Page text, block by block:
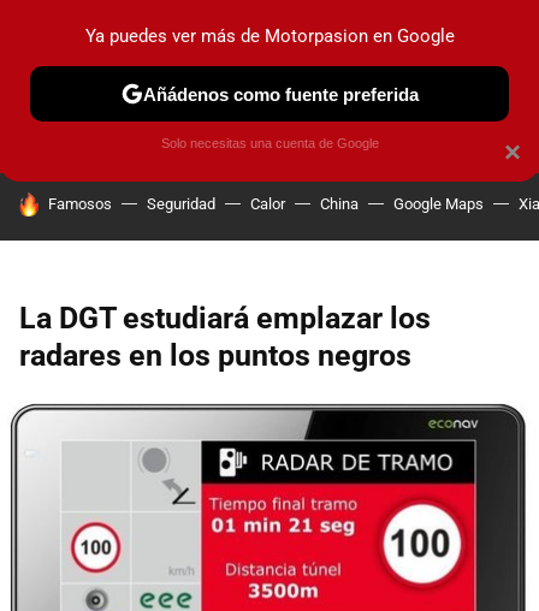
PRUEBAS COCHES ELÉCTRICOS OBSERVATORIO
HOY SE HABLA DE
Famosos Seguridad Calor China Google Maps
La DGT estudiará emplazar los
radares en los puntos negros
×
Ya puedes ver más de Motorpasion en Google
Añádenos como fuente preferida
Solo necesitas una cuenta de Google